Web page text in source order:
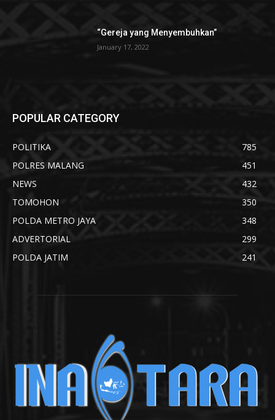
“Gereja yang Menyembuhkan”
January 17, 2022
POPULAR CATEGORY
POLITIKA
785
POLRES MALANG
451
NEWS
432
TOMOHON
350
POLDA METRO JAYA
348
ADVERTORIAL
299
POLDA JATIM
241